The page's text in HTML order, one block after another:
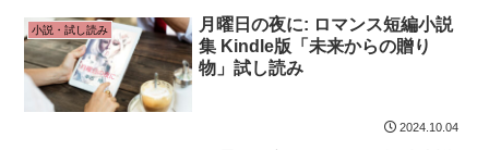
小説・試し読み
月曜日の夜に: ロマンス短編小説
集 Kindle版「未来からの贈り
物」試し読み
2024.10.04